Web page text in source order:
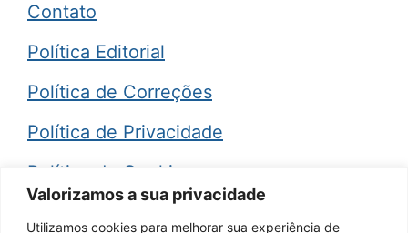
Valorizamos a sua privacidade
Utilizamos cookies para melhorar sua experiência de
Contato
Política Editorial
Política de Correções
Política de Privacidade
Política de Cookies